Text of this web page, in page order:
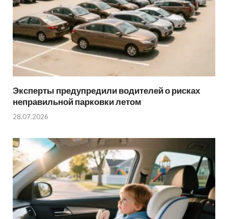
Эксперты предупредили водителей о рисках
неправильной парковки летом
28.07.2026